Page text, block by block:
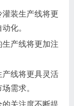
装生产线将更
化。
产线将更加注
产线将更具灵活
需求。
关注度不断提